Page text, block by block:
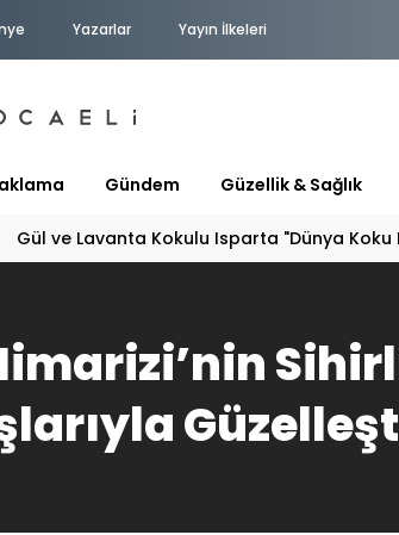
Yazarlar Yayın İlkeleri
Gündem Güzellik & Sağlık
Gül ve Lavanta Kokulu Isparta "Dünya Koku